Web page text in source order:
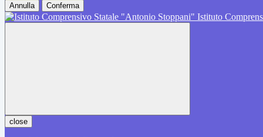
Annulla Conferma
Istituto
close